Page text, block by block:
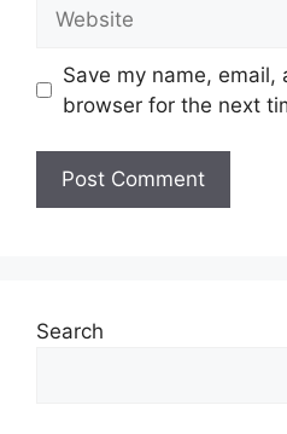
Save my name,
browser for the next
Search